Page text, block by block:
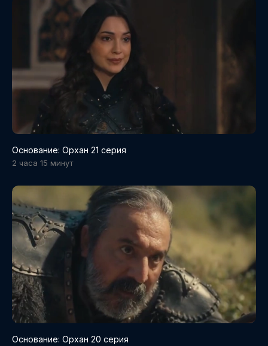
Основание: Орхан 21 серия
2 часа 15 минут
Основание: Орхан 20 серия